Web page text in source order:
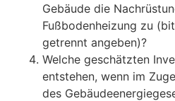
Gebäude die
Fußbodenheizung zu
getrennt angeben)?
Welche geschätzten
entstehen, wenn im
des